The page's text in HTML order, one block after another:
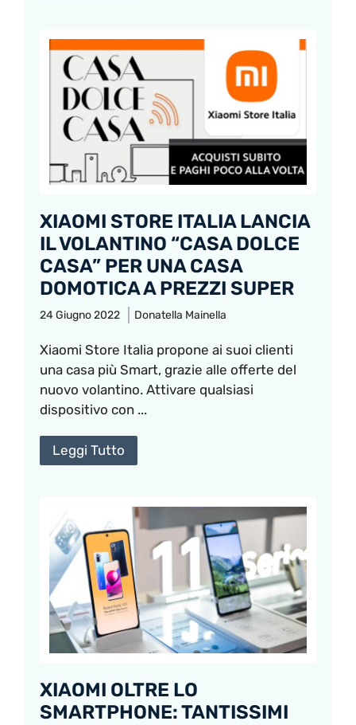
XIAOMI STORE ITALIA LANCIA
IL VOLANTINO “CASA DOLCE
CASA” PER UNA CASA
DOMOTICA A PREZZI SUPER
24 Giugno 2022 Donatella Mainella
Xiaomi Store Italia propone ai suoi clienti
una casa più Smart, grazie alle offerte del
nuovo volantino. Attivare qualsiasi
dispositivo con ...
Leggi Tutto
XIAOMI OLTRE LO
SMARTPHONE: TANTISSIMI